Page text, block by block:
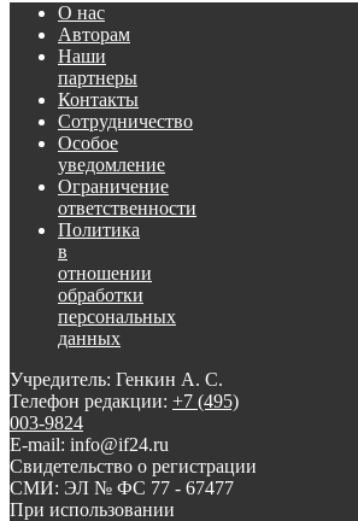
О нас
Авторам
Наши
партнеры
Контакты
Сотрудничество
Особое
уведомление
Ограничение
ответственности
Политика
в
отношении
обработки
персональных
данных
Учредитель: Генкин А. С.
Телефон редакции: +7 (495)
003-9824
E-mail: info@if24.ru
Свидетельство о регистрации
СМИ: ЭЛ № ФС 77 - 67477
При использовании